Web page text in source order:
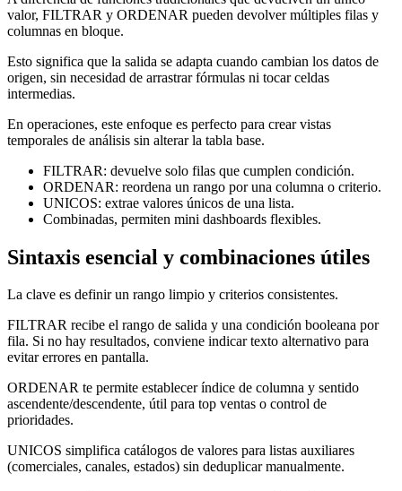
valor, FILTRAR y ORDENAR pueden devolver múltiples filas y
columnas en bloque.
Esto significa que la salida se adapta cuando cambian los datos de
origen, sin necesidad de arrastrar fórmulas ni tocar celdas
intermedias.
En operaciones, este enfoque es perfecto para crear vistas
temporales de análisis sin alterar la tabla base.
FILTRAR: devuelve solo filas que cumplen condición.
ORDENAR: reordena un rango por una columna o criterio.
UNICOS: extrae valores únicos de una lista.
Combinadas, permiten mini dashboards flexibles.
Sintaxis esencial y combinaciones útiles
La clave es definir un rango limpio y criterios consistentes.
FILTRAR recibe el rango de salida y una condición booleana por
fila. Si no hay resultados, conviene indicar texto alternativo para
evitar errores en pantalla.
ORDENAR te permite establecer índice de columna y sentido
ascendente/descendente, útil para top ventas o control de
prioridades.
UNICOS simplifica catálogos de valores para listas auxiliares
(comerciales, canales, estados) sin deduplicar manualmente.